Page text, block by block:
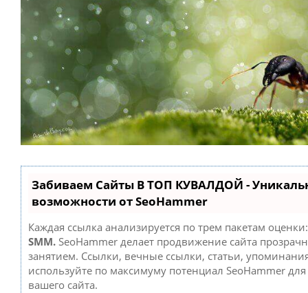
Забиваем Сайты В ТОП КУВАЛДОЙ -
возможности от SeoHammer
Каждая ссылка анализируется по трем пакетам
SMM. SeoHammer делает продвижение сайта
занятием. Ссылки, вечные ссылки, статьи,
используйте по максимуму потенциал SeoHammer
вашего сайта.